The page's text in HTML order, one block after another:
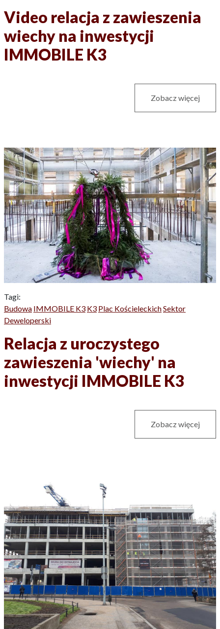
Video relacja z zawieszenia
wiechy na inwestycji
IMMOBILE K3
Zobacz więcej
Tagi:
Budowa IMMOBILE K3 K3 Plac KościeleckichSektor
Deweloperski
Relacja z uroczystego
zawieszenia 'wiechy' na
inwestycji IMMOBILE K3
Zobacz więcej